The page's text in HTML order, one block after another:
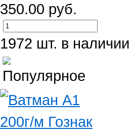
350.00 руб.
1972 шт. в наличии